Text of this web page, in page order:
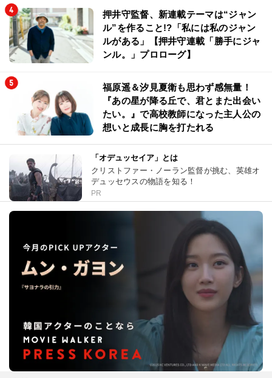
押井守監督、新連載テーマは“ジャン
ル”を作ること!?「私には私のジャン
ルがある」【押井守連載「勝手にジャ
ンル。」プロローグ】
福原遥＆汐見夏衛も思わず感無量！
『あの星が降る丘で、君とまた出会い
たい。』で高校教師になった主人公の
想いと成長に胸を打たれる
「オデュッセイア」とは
クリストファー・ノーラン監督が挑む、英雄オ
デュッセウスの物語を知る！
PR